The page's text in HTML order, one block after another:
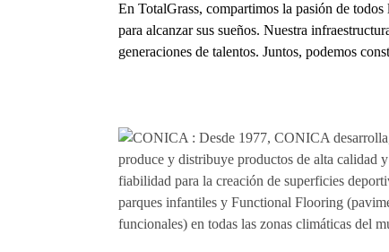
En TotalGrass, compartimos la pasión de
para alcanzar sus sueños. Nuestra
generaciones de talentos. Juntos, podemos